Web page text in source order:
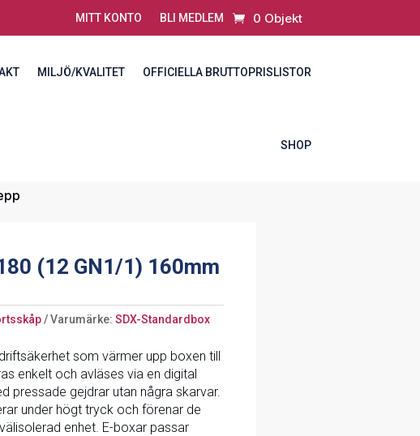
MITT KONTO BLI MEDLEM 0 Objekt
MILJÖ/KVALITET OFFICIELLA BRUTTOPRISLISTOR
SHOP
(12 GN1/1) 160mm
Varumärke:SDX-Standardbox
som värmer upp boxen till
enkelt och avläses via en digital
pressade gejdrar utan några skarvar.
under högt tryck och förenar de
enhet. E-boxar passar